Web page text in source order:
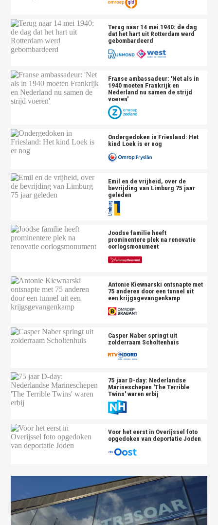
Terug naar 14 mei 1940: de dag
dat het hart uit Rotterdam werd
gebombardeerd
Franse ambassadeur: 'Net als in
1940 moeten Frankrijk en
Nederland nu samen de strijd
voeren'
Ondergedoken in Friesland: Het
kind Loek is er nog
Emil en de vrijheid, over de
bevrijding van Limburg 75 jaar
geleden
Joodse familie heeft
prominentere plek na renovatie
oorlogsmonument
Antonie Kiewnarski ontsnapte met
75 anderen door een tunnel uit
een krijgsgevangenkamp
Casper Naber springt uit
zolderraam Scholtenhuis
75 jaar D-day: Nederlandse
Marineschepen 'The Terrible
Twins' waren erbij
Voor het eerst in Overijssel foto
opgedoken van deportatie Joden